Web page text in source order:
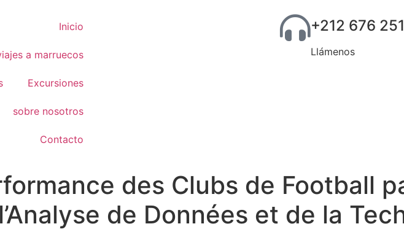
Inicio
a marruecos
Excursiones
sobre nosotros
Contacto
+212 676
Llámenos
des Clubs de Football
de Données et de la